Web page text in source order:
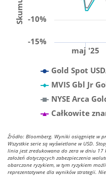
Gold Spot
MVIS Gbl Jr
NYSE Arca
Całkowite
maj '25
-15%
-10%
Źródło: Bloomberg. Wyniki osiągnięte w
Wszystkie serie są wyświetlane w USD.
linia jest zredukowana do zera w dniu 17
założeń dotyczących zabezpieczenia
obarczone ryzykiem, w tym ryzykiem
reprezentatywne dla wyników strategii.